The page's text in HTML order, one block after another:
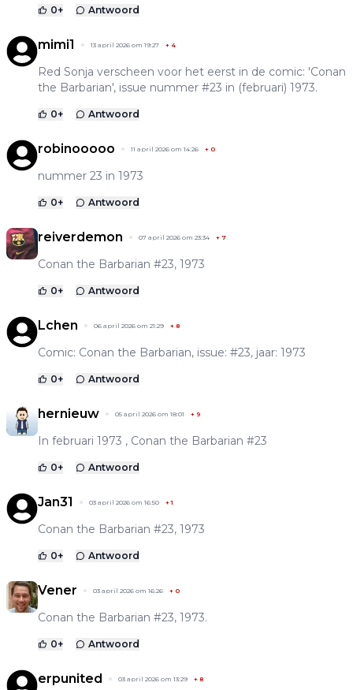
0+ Antwoord
mimi1 13 april 2026 om 19:27 + 4
Red Sonja verscheen voor het eerst in de comic: 'Conan
the Barbarian', issue nummer #23 in (februari) 1973.
0+ Antwoord
robinooooo 11 april 2026 om 14:26 + 0
nummer 23 in 1973
0+ Antwoord
reiverdemon 07 april 2026 om 23:34 + 7
Conan the Barbarian #23, 1973
0+ Antwoord
Lchen 06 april 2026 om 21:29 + 8
Comic: Conan the Barbarian, issue: #23, jaar: 1973
0+ Antwoord
hernieuw 05 april 2026 om 18:01 + 9
In februari 1973 , Conan the Barbarian #23
0+ Antwoord
Jan31 03 april 2026 om 16:50 +1
Conan the Barbarian #23, 1973
0+ Antwoord
Vener 03 april 2026 om 16:26 + 0
Conan the Barbarian #23, 1973.
0+ Antwoord
erpunited 03 april 2026 om 13:29 + 8